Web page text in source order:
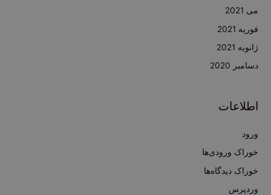
می 2021
فوریه 2021
ژانویه 2021
دسامبر 2020
اطلاعات
ورود
خوراک ورودی‌ها
خوراک دیدگاه‌ها
وردپرس